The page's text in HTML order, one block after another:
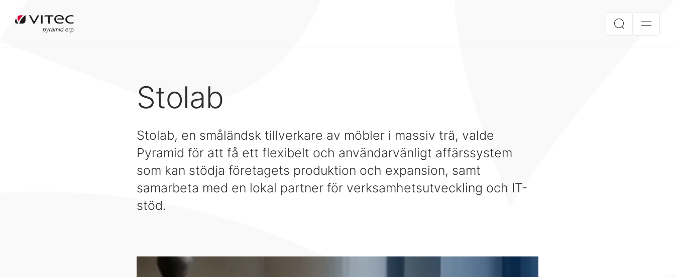
Stolab
Stolab, en småländsk tillverkare av möbler i massiv trä, valde
Pyramid för att få ett flexibelt och användarvänligt affärssystem
som kan stödja företagets produktion och expansion, samt
samarbeta med en lokal partner för verksamhetsutveckling och IT-
stöd.